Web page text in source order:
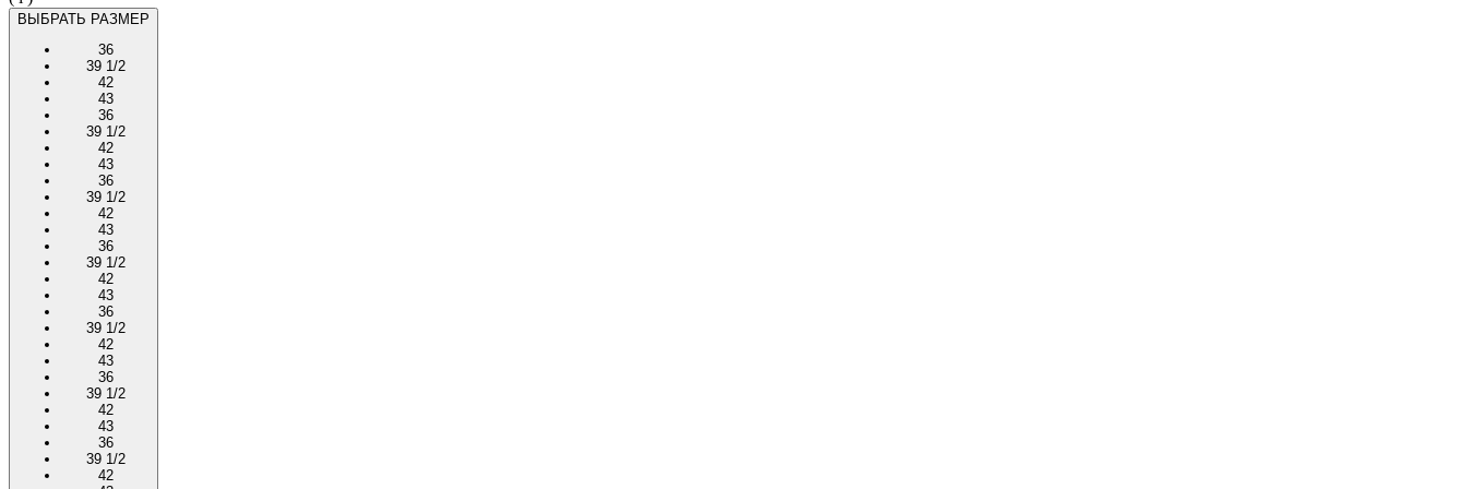
ВЫБРАТЬ РАЗМЕР
36
39 1/2
42
43
36
39 1/2
42
43
36
39 1/2
42
43
36
39 1/2
42
43
36
39 1/2
42
43
36
39 1/2
42
43
36
39 1/2
42